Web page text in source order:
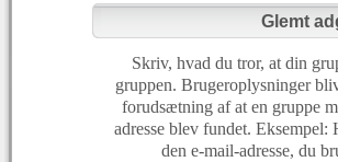
Glemt
Skriv, hvad du tror, at din
gruppen. Brugeroplysninger
forudsætning af at en gruppe
adresse blev fundet. Eksempel:
den e-mail-adresse, du